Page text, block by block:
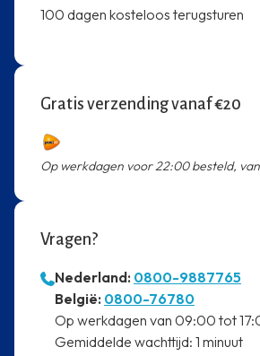
100 dagen kosteloos terugsturen
Gratis verzending vanaf €20
Op werkdagen voor 22:00 besteld,
Vragen?
Nederland: 0800-9887765
⁠België: 0800-76780
⁠Op werkdagen van 09:00 tot
⁠Gemiddelde wachttijd: 1 minuut